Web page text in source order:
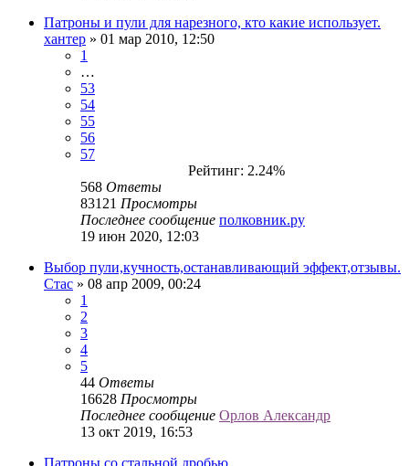
Патроны и пули для нарезного, кто какие использует.
хантер » 01 мар 2010, 12:50
1
…
53
54
55
56
57
Рейтинг: 2.24%
568 Ответы
83121 Просмотры
Последнее сообщение полковник.ру
19 июн 2020, 12:03
Выбор пули,кучность,останавливающий эффект,отзывы.
Стас » 08 апр 2009, 00:24
1
2
3
4
5
44 Ответы
16628 Просмотры
Последнее сообщение Орлов Александр
13 окт 2019, 16:53
Патроны со стальной дробью